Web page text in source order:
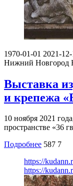
1970-01-01 2021-
Нижний Новгород
Выставка
и крепежа
10 ноября 2021
пространстве «36
Подробнее 587 7
https://
https://